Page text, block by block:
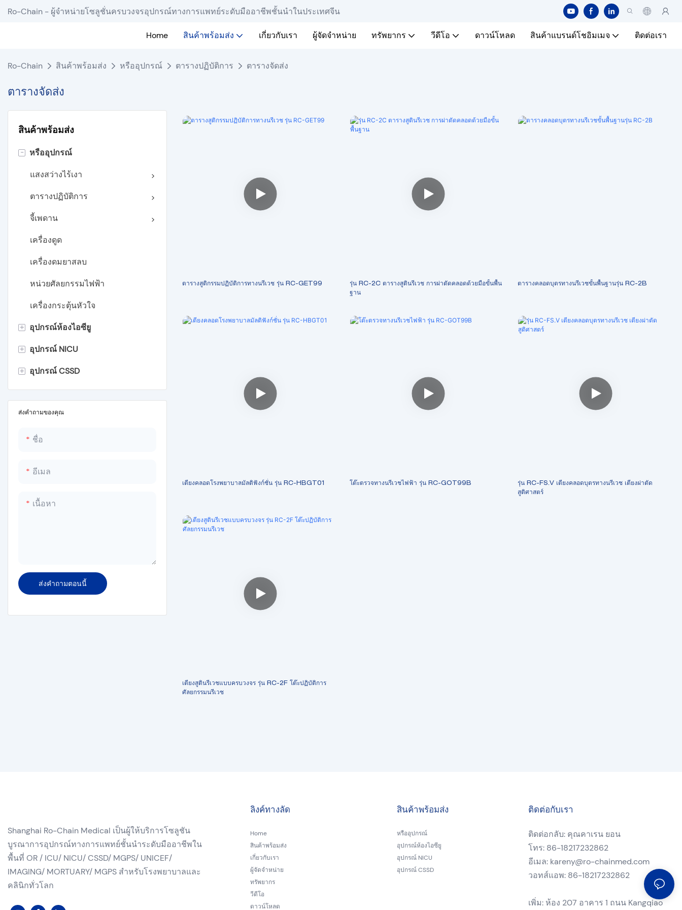
Ro-Chain - ผู้จำหน่ายโซลูชั่นครบวงจรอุปกรณ์ทางการแพทย์ระดับมืออาชีพชั้นนำในประเทศจีน
Home สินค้าพร้อมส่ง เกี่ยวกับเรา ผู้จัดจำหน่าย ทรัพยากร วีดีโอ ดาวน์โหลด สินค้าแบรนด์โชอิมเมจ ติดต่อเรา
Ro-Chain สินค้าพร้อมส่ง หรืออุปกรณ์ ตารางปฏิบัติการ ตารางจัดส่ง
ตารางจัดส่ง
สินค้าพร้อมส่ง
- หรืออุปกรณ์
แสงสว่างไร้เงา
ตารางปฏิบัติการ
จี้เพดาน
เครื่องดูด
เครื่องดมยาสลบ
หน่วยศัลยกรรมไฟฟ้า
เครื่องกระตุ้นหัวใจ
+ อุปกรณ์ห้องไอซียู
เตียงโรงพยาบาล
เปลหามโรงพยาบาล
เฟอร์นิเจอร์โรงพยาบาล
+ อุปกรณ์ NICU
ตู้อบทารก
เครื่องอุ่น Radiant สำหรับทารก
หน่วยส่องไฟทารก
Wooden Height Measuring
มวก
+ อุปกรณ์ CSSD
หม้อนึ่งความดันแบบพกพา
เครื่องนึ่งฆ่าเชื้อแบบตั้งโต๊ะ
เครื่องนึ่งฆ่าเชื้อแนวตั้งแบบครอก
เครื่องนึ่งเอทิลีนออกไซด์
ส่งคำถามของคุณ
ชื่อ
อีเมล
เนื้อหา
ส่งคำถามตอนนี้
ตารางสูติกรรมปฏิบัติการทางนรีเวช รุ่น RC-GET99
รุ่น RC-2C ตารางสูตินรีเวช การผ่าตัดคลอดด้วยมือขั้นพื้น
ฐาน
ตารางคลอดบุตรทางนรีเวชขั้นพื้นฐานรุ่น RC-2B
เตียงคลอดโรงพยาบาลมัลติฟังก์ชั่น รุ่น RC-HBGT01 โต๊ะตรวจทางนรีเวชไฟฟ้า รุ่น RC-GOT99B
รุ่น RC-FS.V เตียงคลอดบุตรทางนรีเวช เตียงผ่าตัด
สูติศาสตร์
เตียงสูตินรีเวชแบบครบวงจร รุ่น RC-2F โต๊ะปฏิบัติการ
ศัลยกรรมนรีเวช
Shanghai Ro-Chain Medical เป็นผู้ให้บริการโซลูชัน
บูรณาการอุปกรณ์ทางการแพทย์ชั้นนำระดับมืออาชีพใน
พื้นที่ OR / ICU/ NICU/ CSSD/ MGPS/ UNICEF/
IMAGING/ MORTUARY/ MGPS สำหรับโรงพยาบาลและ
คลินิกทั่วโลก
ลิงค์ทางลัด
Home
สินค้าพร้อมส่ง
เกี่ยวกับเรา
ผู้จัดจำหน่าย
ทรัพยากร
วีดีโอ
ดาวน์โหลด
สินค้าพร้อมส่ง
หรืออุปกรณ์
อุปกรณ์ห้องไอซียู
อุปกรณ์ NICU
อุปกรณ์ CSSD
ติดต่อกับเรา
ติดต่อกลับ: คุณคาเรน ยอน
โทร: 86-18217232862
อีเมล: kareny@ro-chainmed.com
วอทส์แอพ: 86-18217232862
เพิ่ม: ห้อง 207 อาคาร 1 ถนน Kangqiao